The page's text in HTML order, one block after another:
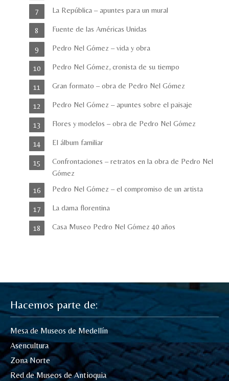
La República – apuntes para un mural
Fuente de las Américas Unidas
Pedro Nel Gómez – vida y obra
Pedro Nel Gómez, cronista de su tiempo
Gran formato – obra de Pedro Nel Gómez
Pedro Nel Gómez – apuntes sobre el paisaje
Flores y modelos – obra de Pedro Nel Gómez
El álbum familiar
Confrontaciones – retratos en la obra de Pedro Nel
Gómez
Pedro Nel Gómez – el compromiso de un artista
La dama florentina
Casa Museo Pedro Nel Gómez 40 años
Hacemos parte de:
Mesa de Museos de Medellín
Asencultura
Zona Norte
Red de Museos de Antioquia